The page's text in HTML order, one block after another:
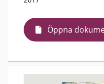
Öppna